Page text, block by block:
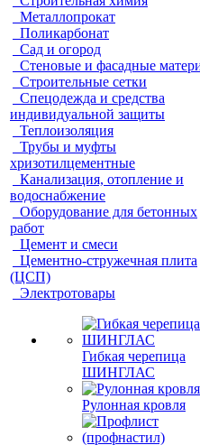
Металлопрокат
Поликарбонат
Сад и огород
Стеновые и фасадные
Строительные сетки
Спецодежда и средства
индивидуальной защиты
Теплоизоляция
Трубы и муфты
хризотилцементные
Канализация, отопление и
водоснабжение
Оборудование для бетонных
работ
Цемент и смеси
Цементно-стружечная плита
(ЦСП)
Электротовары
Гибкая черепица
ШИНГЛАС
Рулонная кровля